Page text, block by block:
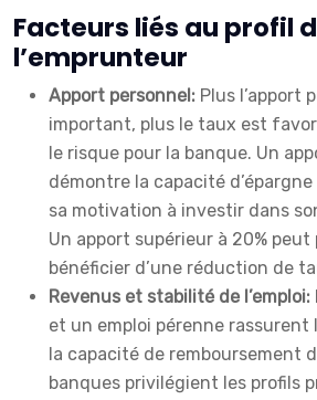
Facteurs liés au profil
l’emprunteur
Apport personnel: Plus l’apport
important, plus le taux est
le risque pour la banque. Un
démontre la capacité
sa motivation à investir dans
Un apport supérieur à 20%
bénéficier d’une réduction de
Revenus et stabilité de l’emploi:
et un emploi pérenne rassurent
la capacité de remboursement
banques privilégient les profils